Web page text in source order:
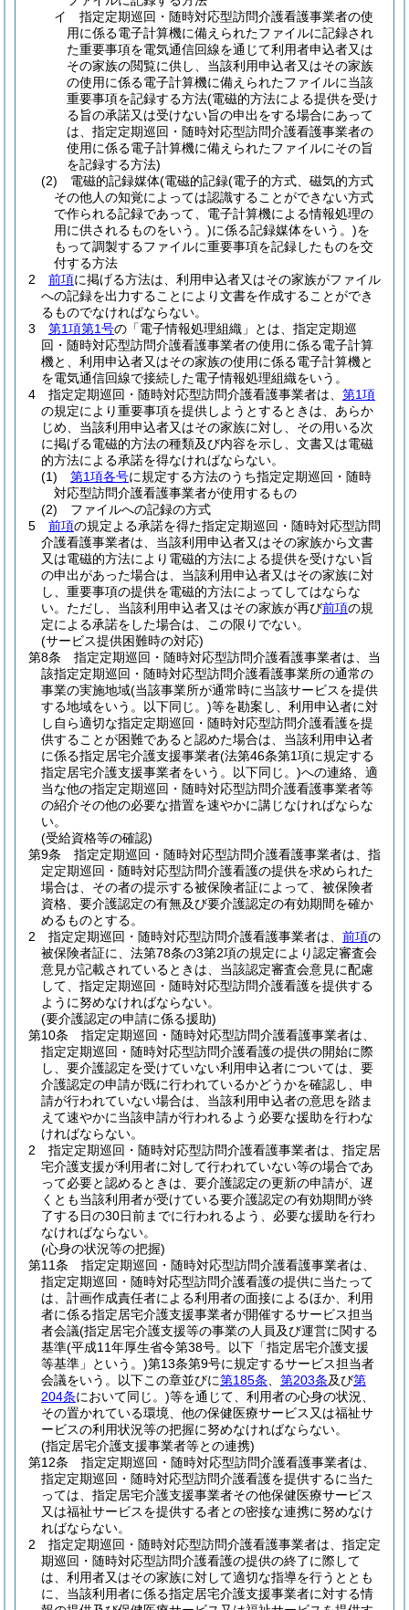
イ
指定定期巡回・随時対応型訪問介護看護事業者の使
用に係る電子計算機に備えられたファイルに記録され
た重要事項を電気通信回線を通じて利用者申込者又は
その家族の閲覧に供し、当該利用申込者又はその家族
の使用に係る電子計算機に備えられたファイルに当該
重要事項を記録する方法(電磁的方法による提供を受け
る旨の承諾又は受けない旨の申出をする場合にあって
は、指定定期巡回・随時対応型訪問介護看護事業者の
使用に係る電子計算機に備えられたファイルにその旨
を記録する方法)
(2)
電磁的記録媒体(電磁的記録(電子的方式、磁気的方式
その他人の知覚によっては認識することができない方式
で作られる記録であって、電子計算機による情報処理の
用に供されるものをいう。)に係る記録媒体をいう。)を
もって調製するファイルに重要事項を記録したものを交
付する方法
2
前項に掲げる方法は、利用申込者又はその家族がファイル
への記録を出力することにより文書を作成することができ
るものでなければならない。
3
第1項第1号の「電子情報処理組織」とは、指定定期巡
回・随時対応型訪問介護看護事業者の使用に係る電子計算
機と、利用申込者又はその家族の使用に係る電子計算機と
を電気通信回線で接続した電子情報処理組織をいう。
4
指定定期巡回・随時対応型訪問介護看護事業者は、 第1項
の規定により重要事項を提供しようとするときは、あらか
じめ、当該利用申込者又はその家族に対し、その用いる次
に掲げる電磁的方法の種類及び内容を示し、文書又は電磁
的方法による承諾を得なければならない。
(1)
第1項各号に規定する方法のうち指定定期巡回・随時
対応型訪問介護看護事業者が使用するもの
(2)
ファイルへの記録の方式
5
前項の規定よる承諾を得た指定定期巡回・随時対応型訪問
介護看護事業者は、当該利用申込者又はその家族から文書
又は電磁的方法により電磁的方法による提供を受けない旨
の申出があった場合は、当該利用申込者又はその家族に対
し、重要事項の提供を電磁的方法によってしてはならな
い。 ただし、当該利用申込者又はその家族が再び前項の規
定による承諾をした場合は、この限りでない。
(サービス提供困難時の対応)
第8条
指定定期巡回・随時対応型訪問介護看護事業者は、当
該指定定期巡回・随時対応型訪問介護看護事業所の通常の
事業の実施地域(当該事業所が通常時に当該サービスを提供
する地域をいう。以下同じ。)等を勘案し、利用申込者に対
し自ら適切な指定定期巡回・随時対応型訪問介護看護を提
供することが困難であると認めた場合は、当該利用申込者
に係る指定居宅介護支援事業者(法第46条第1項に規定する
指定居宅介護支援事業者をいう。以下同じ。)への連絡、適
当な他の指定定期巡回・随時対応型訪問介護看護事業者等
の紹介その他の必要な措置を速やかに講じなければならな
い。
(受給資格等の確認)
第9条
指定定期巡回・随時対応型訪問介護看護事業者は、指
定定期巡回・随時対応型訪問介護看護の提供を求められた
場合は、その者の提示する被保険者証によって、被保険者
資格、要介護認定の有無及び要介護認定の有効期間を確か
めるものとする。
2
指定定期巡回・随時対応型訪問介護看護事業者は、 前項の
被保険者証に、法第78条の3第2項の規定により認定審査会
意見が記載されているときは、当該認定審査会意見に配慮
して、指定定期巡回・随時対応型訪問介護看護を提供する
ように努めなければならない。
(要介護認定の申請に係る援助)
第10条
指定定期巡回・随時対応型訪問介護看護事業者は、
指定定期巡回・随時対応型訪問介護看護の提供の開始に際
し、要介護認定を受けていない利用申込者については、要
介護認定の申請が既に行われているかどうかを確認し、申
請が行われていない場合は、当該利用申込者の意思を踏ま
えて速やかに当該申請が行われるよう必要な援助を行わな
ければならない。
2
指定定期巡回・随時対応型訪問介護看護事業者は、指定居
宅介護支援が利用者に対して行われていない等の場合であ
って必要と認めるときは、要介護認定の更新の申請が、遅
くとも当該利用者が受けている要介護認定の有効期間が終
了する日の30日前までに行われるよう、必要な援助を行わ
なければならない。
(心身の状況等の把握)
第11条
指定定期巡回・随時対応型訪問介護看護事業者は、
指定定期巡回・随時対応型訪問介護看護の提供に当たって
は、計画作成責任者による利用者の面接によるほか、利用
者に係る指定居宅介護支援事業者が開催するサービス担当
者会議(指定居宅介護支援等の事業の人員及び運営に関する
基準(平成11年厚生省令第38号。以下「指定居宅介護支援
等基準」という。)第13条第9号に規定するサービス担当者
会議をいう。以下この章並びに第185条 第203条及び第
204条において同じ。)等を通じて、利用者の心身の状況、
その置かれている環境、他の保健医療サービス又は福祉サ
ービスの利用状況等の把握に努めなければならない。
(指定居宅介護支援事業者等との連携)
第12条
指定定期巡回・随時対応型訪問介護看護事業者は、
指定定期巡回・随時対応型訪問介護看護を提供するに当た
っては、指定居宅介護支援事業者その他保健医療サービス
又は福祉サービスを提供する者との密接な連携に努めなけ
ればならない。
2
指定定期巡回・随時対応型訪問介護看護事業者は、指定定
期巡回・随時対応型訪問介護看護の提供の終了に際して
は、利用者又はその家族に対して適切な指導を行うととも
に、当該利用者に係る指定居宅介護支援事業者に対する情